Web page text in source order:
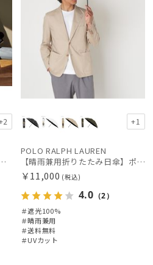
58cm 晴雨兼用傘自動開閉折りたたみ日傘 一級遮光100% UV 軽量 機能性 大きめ 人気
+1
POLO RALPH LAUREN
【晴雨兼用折りたたみ日傘】ポロ ラルフ ローレン (POLO RALPH LAUREN) ポロベア 遮光100% UVメンズ日傘 簡単開閉
￥11,000 (税込)
4.0 （2）
＃遮光100%
＃晴雨兼用
＃送料無料
＃UVカット